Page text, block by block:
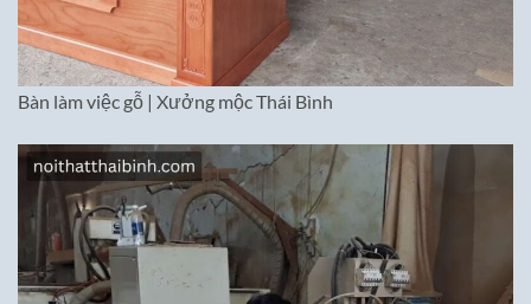
Bàn làm việc gỗ | Xưởng mộc Thái Bình